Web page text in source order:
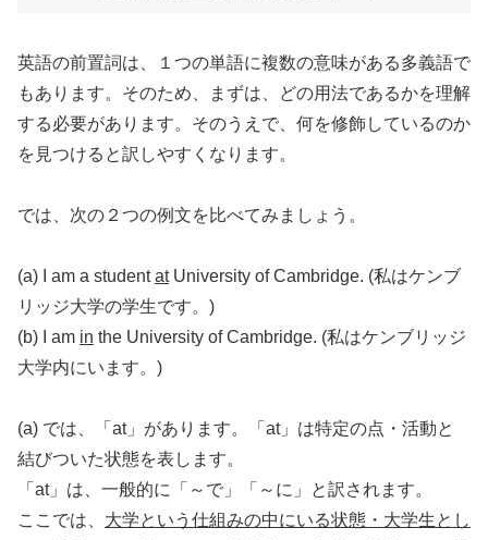
英語の前置詞は、１つの単語に複数の意味がある多義語で
もあります。そのため、まずは、どの用法であるかを理解
する必要があります。そのうえで、何を修飾しているのか
を見つけると訳しやすくなります。
では、次の２つの例文を比べてみましょう。
(a) I am a studentatUniversity of Cambridge. (私はケンブ
リッジ大学の学生です。)
(b) I am in the University of Cambridge. (私はケンブリッジ
大学内にいます。)
(a) では、「at」があります。「at」は特定の点・活動と
結びついた状態を表します。
「at」は、一般的に「～で」「～に」と訳されます。
ここでは、 大学という仕組みの中にいる状態・大学生とし